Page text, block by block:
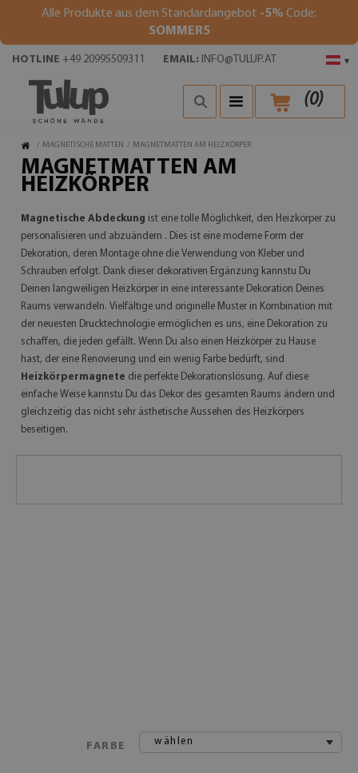
Alle Produkte aus dem Standardangebot -5% Code:
SOMMER5
▾
HOTLINE +49 20995509311 EMAIL: INFO@TULUP.AT
(0)
/ MAGNETISCHE MATTEN / MAGNETMATTEN AM HEIZKÖRPER
MAGNETMATTEN AM
HEIZKÖRPER
Magnetische Abdeckung ist eine tolle Möglichkeit, den Heizkörper zu
personalisieren und abzuändern . Dies ist eine moderne Form der
Dekoration, deren Montage ohne die Verwendung von Kleber und
Schrauben erfolgt. Dank dieser dekorativen Ergänzung kannstu Du
Deinen langweiligen Heizkörper in eine interessante Dekoration Deines
Raums verwandeln. Vielfältige und originelle Muster in Kombination mit
der neuesten Drucktechnologie ermöglichen es uns, eine Dekoration zu
schaffen, die jeden gefällt. Wenn Du also einen Heizkörper zu Hause
hast, der eine Renovierung und ein wenig Farbe bedürft, sind
Heizkörpermagnete die perfekte Dekorationslösung. Auf diese
einfache Weise kannstu Du das Dekor des gesamten Raums ändern und
gleichzeitig das nicht sehr ästhetische Aussehen des Heizkörpers
beseitigen.
FARBE wählen